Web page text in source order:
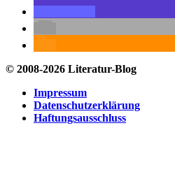
© 2008-2026 Literatur-Blog
Impressum
Datenschutzerklärung
Haftungsausschluss